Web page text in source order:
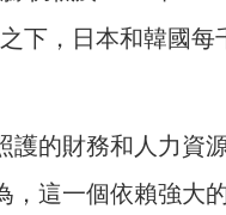
下，日本和韓國
護的財務和人力資
，這一個依賴強大